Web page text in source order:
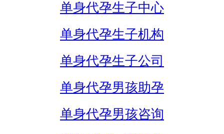
单身代孕生子中心
单身代孕生子机构
单身代孕生子公司
单身代孕男孩助孕
单身代孕男孩咨询